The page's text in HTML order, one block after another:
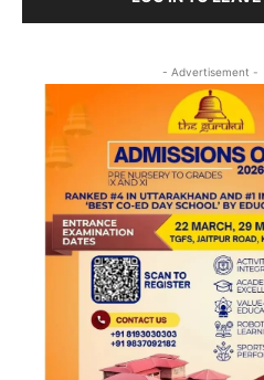
- Advertisement -